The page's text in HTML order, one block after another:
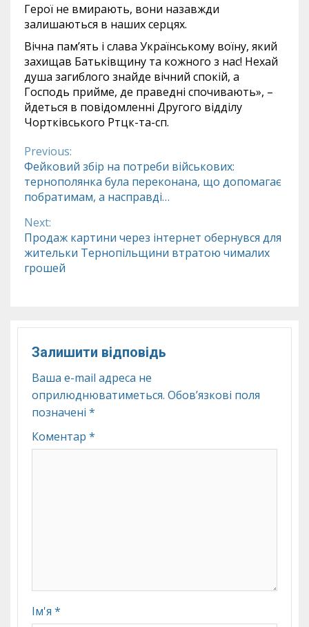
Герої не вмирають, вони назавжди
залишаються в наших серцях.
Вічна пам’ять і слава Українському воїну, який
захищав Батьківщину та кожного з нас! Нехай
душа загиблого знайде вічний спокій, а
Господь прийме, де праведні спочивають», –
йдеться в повідомленні Другого відділу
Чортківського Ртцк-та-сп.
Continue
Reading
Previous:
Фейковий збір на потреби військових:
тернополянка була переконана, що допомагає
побратимам, а насправді…
Next:
Продаж картини через інтернет обернувся для
жительки Тернопільщини втратою чималих
грошей
Залишити відповідь
Ваша e-mail адреса не
оприлюднюватиметься. Обов’язкові поля
позначені *
Коментар *
Ім'я *